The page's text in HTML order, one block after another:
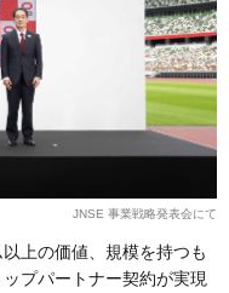
JNSE 事業戦略発表会にて
上の価値、規模を持つも
プパートナー契約が実現